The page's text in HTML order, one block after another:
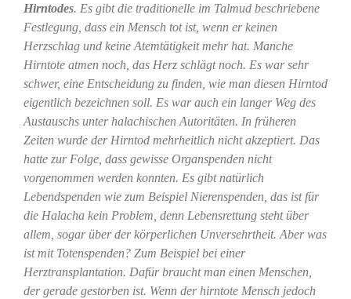
Hirntodes. Es gibt die traditionelle im Talmud beschriebene
Festlegung, dass ein Mensch tot ist, wenn er keinen
Herzschlag und keine Atemtätigkeit mehr hat. Manche
Hirntote atmen noch, das Herz schlägt noch. Es war sehr
schwer, eine Entscheidung zu finden, wie man diesen Hirntod
eigentlich bezeichnen soll. Es war auch ein langer Weg des
Austauschs unter halachischen Autoritäten. In früheren
Zeiten wurde der Hirntod mehrheitlich nicht akzeptiert. Das
hatte zur Folge, dass gewisse Organspenden nicht
vorgenommen werden konnten. Es gibt natürlich
Lebendspenden wie zum Beispiel Nierenspenden, das ist für
die Halacha kein Problem, denn Lebensrettung steht über
allem, sogar über der körperlichen Unversehrtheit. Aber was
ist mit Totenspenden? Zum Beispiel bei einer
Herztransplantation. Dafür braucht man einen Menschen,
der gerade gestorben ist. Wenn der hirntote Mensch jedoch